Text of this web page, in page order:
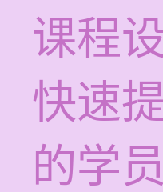
课程
快速
的学员